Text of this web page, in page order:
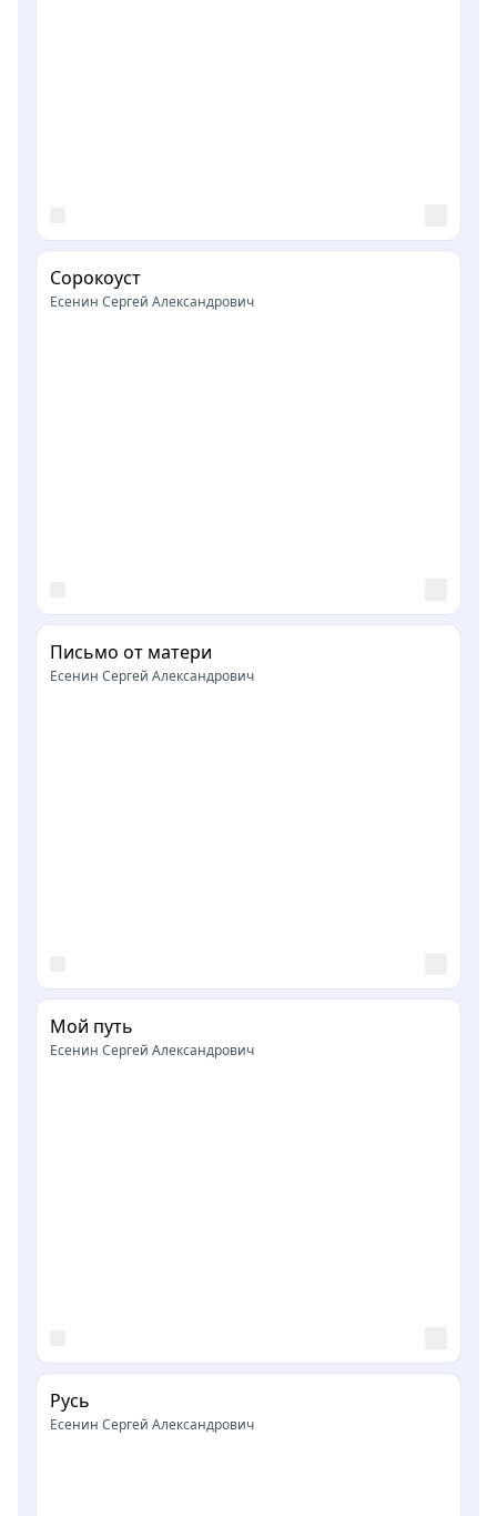
Сорокоуст
Есенин Сергей Александрович
Письмо от матери
Есенин Сергей Александрович
Мой путь
Есенин Сергей Александрович
Русь
Есенин Сергей Александрович